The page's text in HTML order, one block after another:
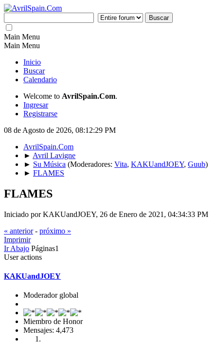
Main Menu
Main Menu
Inicio
Buscar
Calendario
Welcome to AvrilSpain.Com.
Ingresar
Registrarse
08 de Agosto de 2026, 08:12:29 PM
AvrilSpain.Com
► Avril Lavigne
► Su Música (Moderadores: Vita, KAKUandJOEY, Guub)
► FLAMES
FLAMES
Iniciado por KAKUandJOEY, 26 de Enero de 2021, 04:34:33 PM
« anterior- próximo »
Imprimir
Ir Abajo Páginas1
User actions
KAKUandJOEY
Moderador global
Miembro de Honor
Mensajes: 4,473